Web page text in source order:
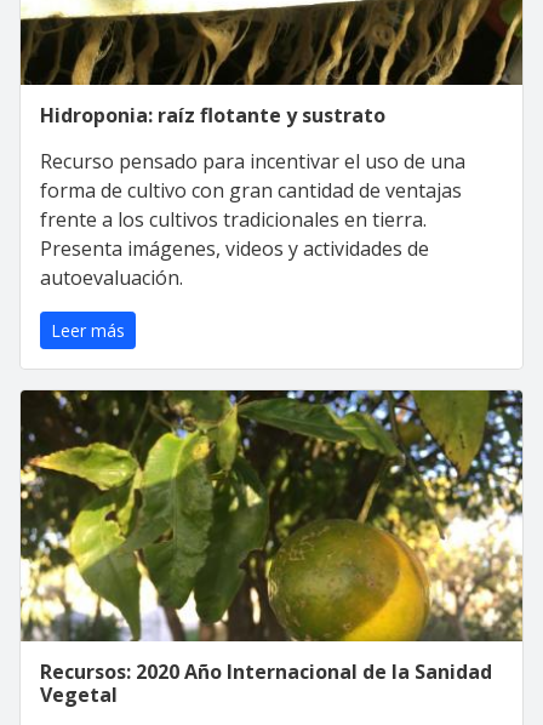
Hidroponia: raíz flotante y sustrato
Recurso pensado para incentivar el uso de una
forma de cultivo con gran cantidad de ventajas
frente a los cultivos tradicionales en tierra.
Presenta imágenes, videos y actividades de
autoevaluación.
Leer más
Recursos: 2020 Año Internacional de la Sanidad
Vegetal